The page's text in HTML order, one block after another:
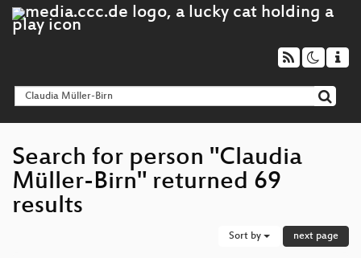
Search for person "Claudia
Müller-Birn" returned 69
results
Sort by next page